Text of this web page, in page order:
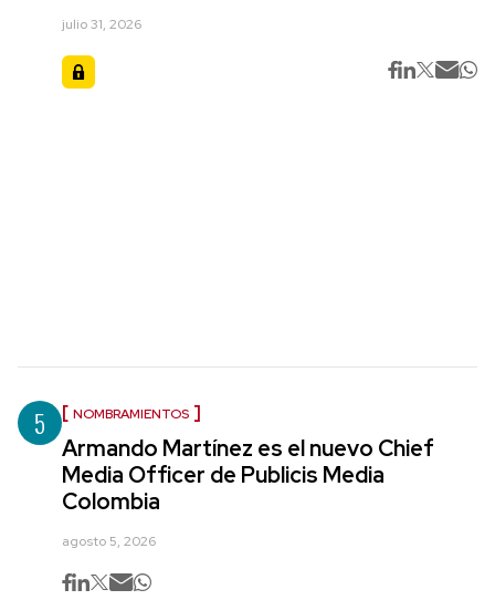
julio 31, 2026
5 NOMBRAMIENTOS
Armando Martínez es el nuevo Chief
Media Officer de Publicis Media
Colombia
agosto 5, 2026